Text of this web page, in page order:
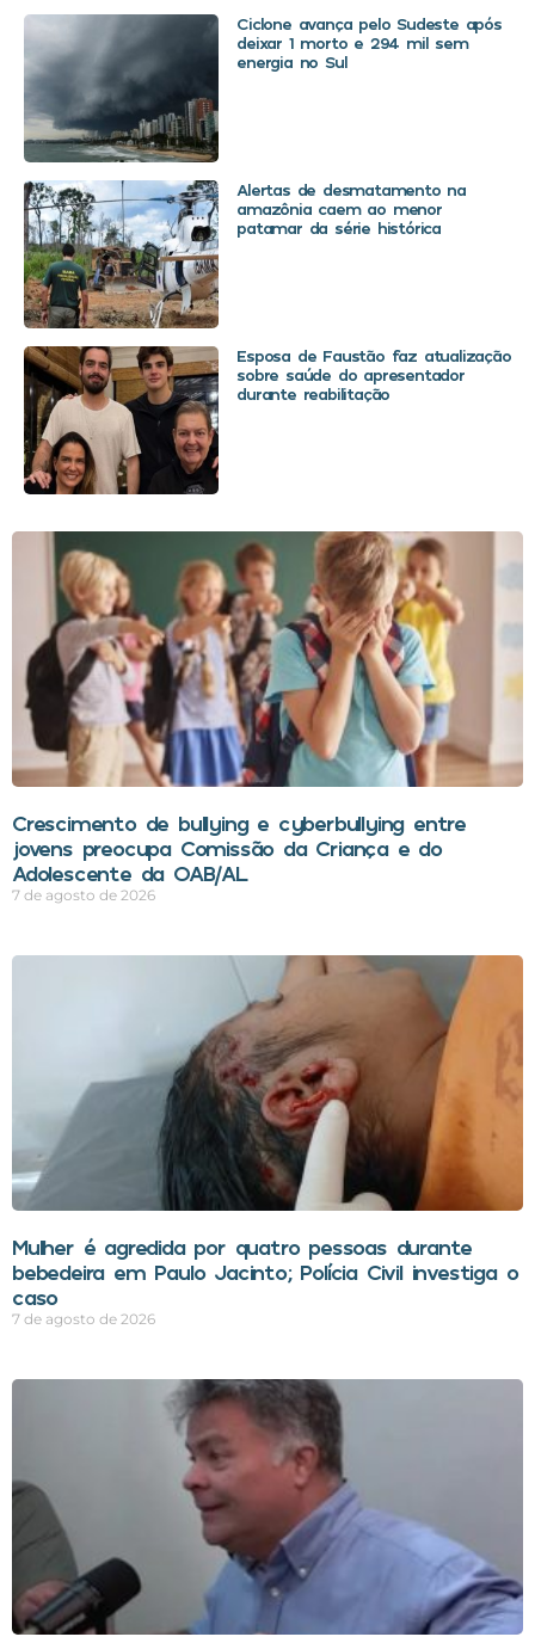
Ciclone avança pelo Sudeste após
deixar 1 morto e 294 mil sem
energia no Sul
Alertas de desmatamento na
amazônia caem ao menor
patamar da série histórica
Esposa de Faustão faz atualização
sobre saúde do apresentador
durante reabilitação
Crescimento de bullying e cyberbullying entre
jovens preocupa Comissão da Criança e do
Adolescente da OAB/AL
7 de agosto de 2026
Mulher é agredida por quatro pessoas durante
bebedeira em Paulo Jacinto; Polícia Civil investiga o
caso
7 de agosto de 2026